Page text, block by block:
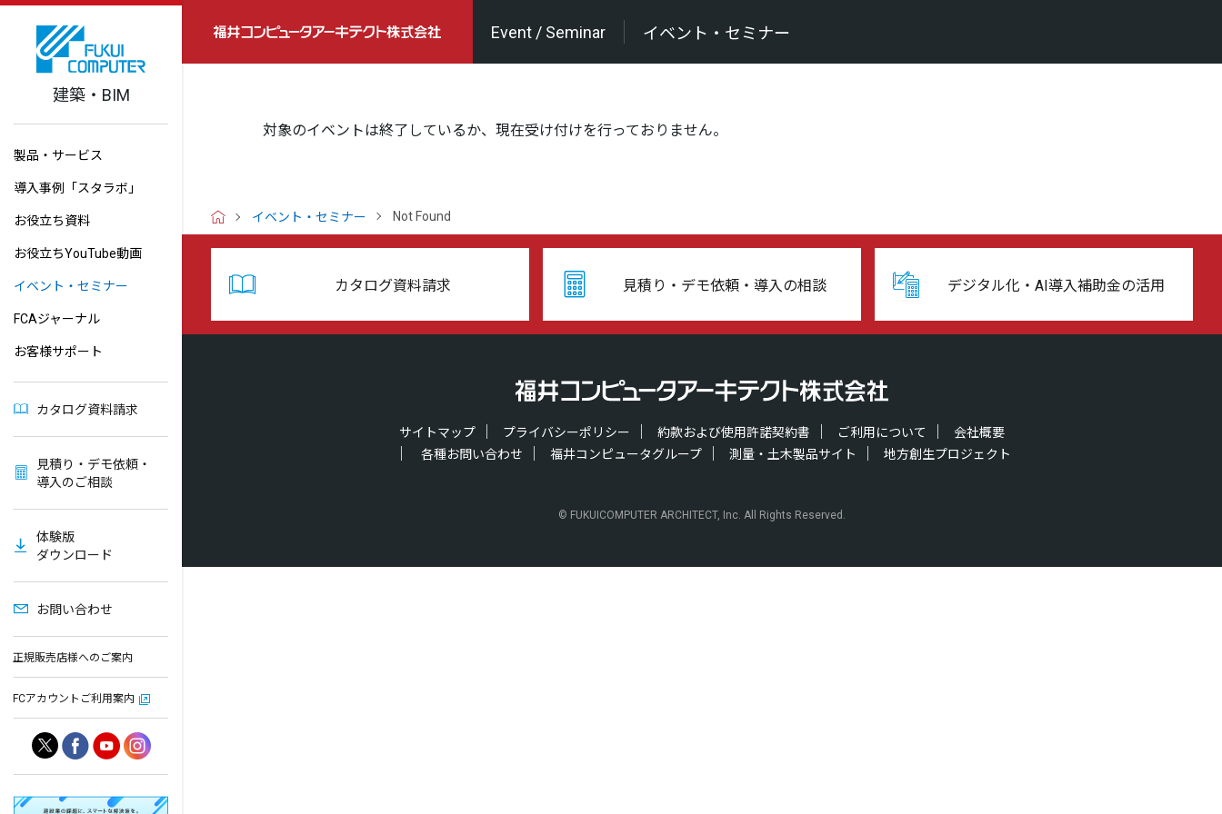
建築・BIM
製品・サービス
導入事例「スタラボ」
お役立ち資料
お役立ちYouTube動画
イベント・セミナー
FCAジャーナル
お客様サポート
カタログ資料請求
見積り・デモ依頼・
導入のご相談
体験版
ダウンロード
お問い合わせ
正規販売店様へのご案内
FCアカウントご利用案内
Event / Seminar イベント・セミナー
対象のイベントは終了しているか、現在受け付けを行っておりません。
H
O
イベント・セミナー Not Found
カタログ資料請求 見積り・デモ依頼・導入の相談 デジタル化・AI導入補助金の活用
サイトマップ プライバシーポリシー 約款および使用許諾契約書 ご利用について
会社概要
各種お問い合わせ
福井コンピュータグループ 測量・土木製品サイト 地方創生プロジェクト
© FUKUICOMPUTER ARCHITECT, Inc. All Rights Reserved.